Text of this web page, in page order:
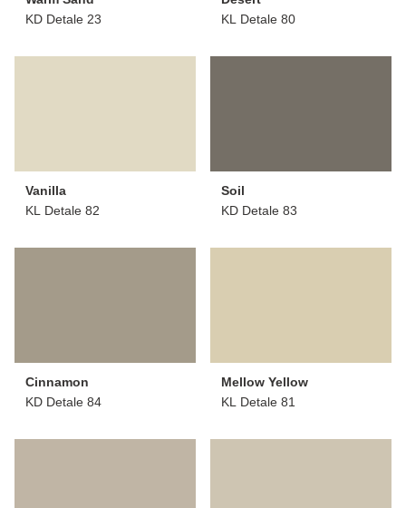
KD Detale 23
KL Detale 80
Vanilla
KL Detale 82
Soil
KD Detale 83
Cinnamon
KD Detale 84
Mellow Yellow
KL Detale 81